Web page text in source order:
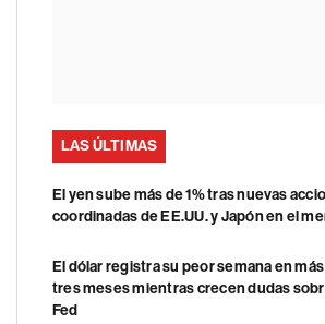
LAS ÚLTIMAS
El yen sube más de 1% tras nuevas
coordinadas de EE.UU. y Japón en el
El dólar registra su peor semana en
tres meses mientras crecen dudas
Fed